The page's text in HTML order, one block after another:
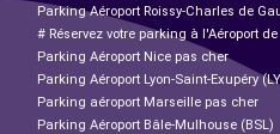
Parking Aéroport Roissy-Charles de
# Réservez votre parking à l'Aéroport
Parking Aéroport Nice pas cher
Parking Aéroport Lyon-Saint-Exupéry
Parking aéroport Marseille pas cher
Parking Aéroport Bâle-Mulhouse (BSL)